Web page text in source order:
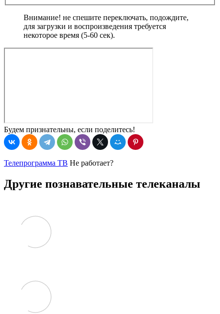
Внимание! не спешите переключать, подождите,
для загрузки и воспроизведения требуется
некоторое время (5-60 сек).
Будем признательны, если поделитесь!
Телепрограмма ТВ Не работает?
Другие познавательные телеканалы